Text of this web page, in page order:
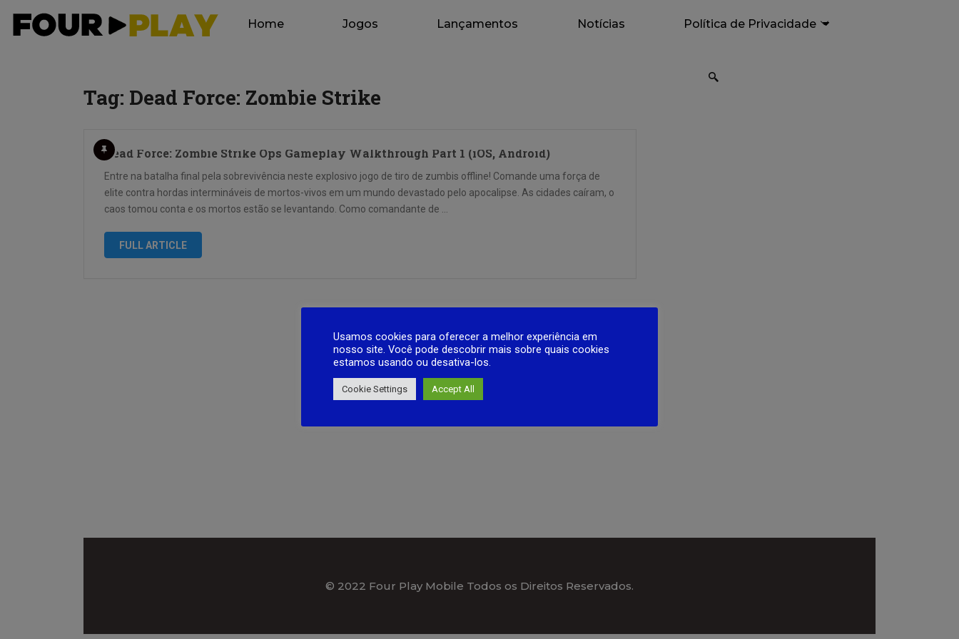
Home Jogos Lançamentos Notícias Política de Privacidade
Tag: Dead Force: Zombie Strike
Dead Force: Zombie Strike Ops Gameplay Walkthrough Part 1 (iOS, Android)
Entre na batalha final pela sobrevivência neste explosivo jogo de tiro de zumbis offline! Comande uma força de
elite contra hordas intermináveis de mortos-vivos em um mundo devastado pelo apocalipse. As cidades caíram, o
caos tomou conta e os mortos estão se levantando. Como comandante de …
FULL ARTICLE
© 2022 Four Play Mobile Todos os Direitos Reservados.
Usamos cookies para oferecer a melhor experiência em
nosso site. Você pode descobrir mais sobre quais cookies
estamos usando ou desativa-los.
Cookie Settings Accept All